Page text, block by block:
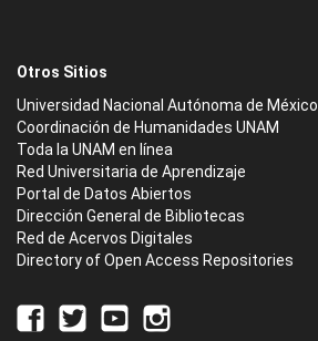
Otros Sitios
Universidad Nacional Autónoma de México
Coordinación de Humanidades UNAM
Toda la UNAM en línea
Red Universitaria de Aprendizaje
Portal de Datos Abiertos
Dirección General de Bibliotecas
Red de Acervos Digitales
Directory of Open Access Repositories